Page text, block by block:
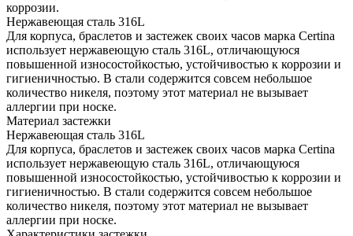
коррозии.
Нержавеющая сталь 316L
Для корпуса, браслетов и застежек своих часов марка Certina
использует нержавеющую сталь 316L, отличающуюся
повышенной износостойкостью, устойчивостью к коррозии и
гигиеничностью. В стали содержится совсем небольшое
количество никеля, поэтому этот материал не вызывает
аллергии при носке.
Материал застежки
Нержавеющая сталь 316L
Для корпуса, браслетов и застежек своих часов марка Certina
использует нержавеющую сталь 316L, отличающуюся
повышенной износостойкостью, устойчивостью к коррозии и
гигиеничностью. В стали содержится совсем небольшое
количество никеля, поэтому этот материал не вызывает
аллергии при носке.